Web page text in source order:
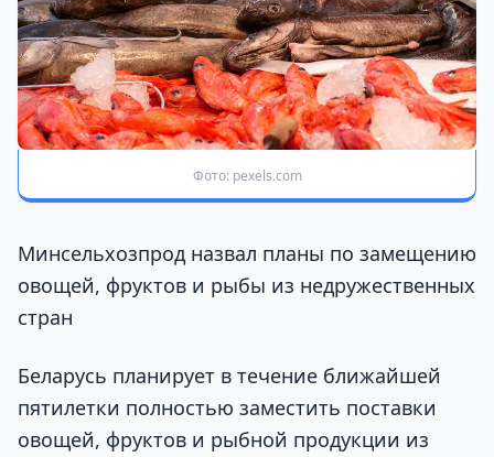
Фото: pexels.com
Минсельхозпрод назвал планы по замещению
овощей, фруктов и рыбы из недружественных
стран
Беларусь планирует в течение ближайшей
пятилетки полностью заместить поставки
овощей, фруктов и рыбной продукции из